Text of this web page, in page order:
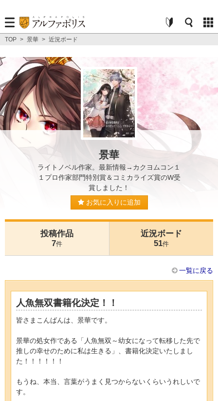
TOP > 景華 > 近況ボード
景華
ライトノベル作家。最新情報→カクヨムコン１
１プロ作家部門特別賞＆コミカライズ賞のW受
賞しました！
お気に入りに追加
投稿作品
7件
近況ボード
51件
一覧に戻る
人魚無双書籍化決定！！
皆さまこんばんは、景華です。
景華の処女作である「人魚無双～幼女になって転移した先で
推しの幸せのために私は生きる」、書籍化決定いたしまし
た！！！！！！
もうね、本当、言葉がうまく見つからないくらいうれしいで
す。